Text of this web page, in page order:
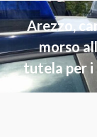
Arezzo,
morso
tutela per i